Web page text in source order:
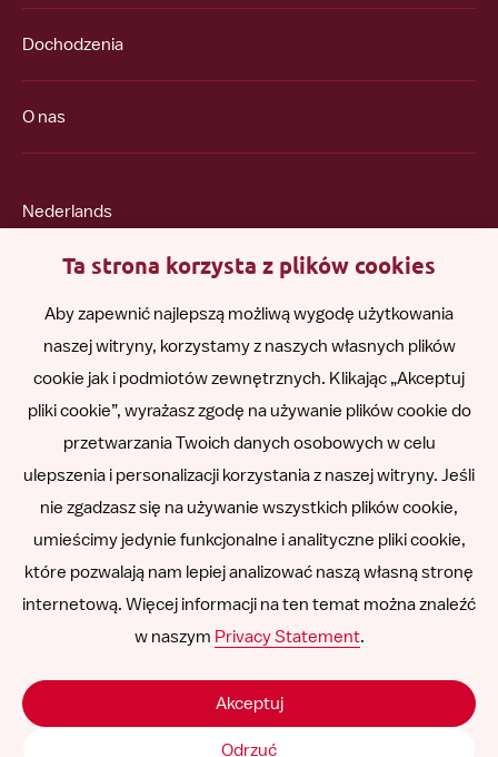
Dochodzenia
O nas
Nederlands
Română
Other languages
Follow
on
LinkedIn
Follow
on
Follow
us
on
Follow
us
on
Follow
us
on
Vimeo
SNCU ©
Ta strona korzysta z plików cookies
Aby zapewnić najlepszą możliwą wygodę użytkowania
naszej witryny, korzystamy z naszych własnych plików
cookie jak i podmiotów zewnętrznych. Klikając „Akceptuj
pliki cookie”, wyrażasz zgodę na używanie plików cookie do
przetwarzania Twoich danych osobowych w celu
ulepszenia i personalizacji korzystania z naszej witryny. Jeśli
nie zgadzasz się na używanie wszystkich plików cookie,
umieścimy jedynie funkcjonalne i analityczne pliki cookie,
które pozwalają nam lepiej analizować naszą własną stronę
internetową. Więcej informacji na ten temat można znaleźć
w naszym Privacy Statement.
Akceptuj
Odrzuć